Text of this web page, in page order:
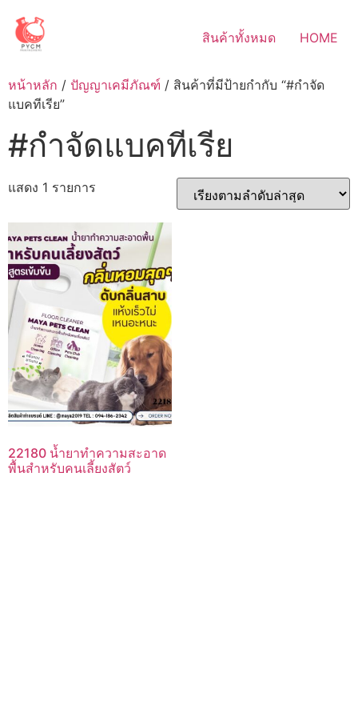
content
สินค้าทั้งหมด HOME
หน้าหลัก / ปัญญาเคมีภัณฑ์ / สินค้าที่มีป้ายกำกับ “#กำจัด
แบคทีเรีย”
#กำจัดแบคทีเรีย
แสดง 1 รายการ
22180 น้ำยาทำความสะอาด
พื้นสำหรับคนเลี้ยงสัตว์